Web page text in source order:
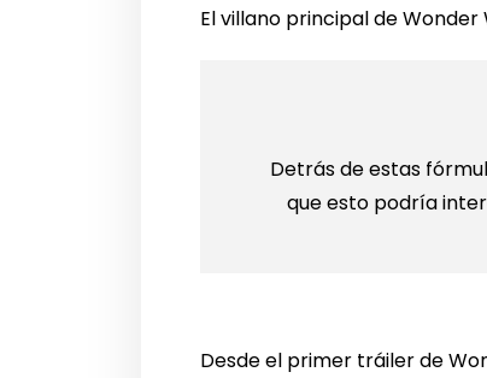
El villano principal de
Detrás de estas
que esto podría
Desde el primer tráiler de